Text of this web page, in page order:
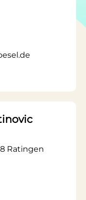
Ratingen